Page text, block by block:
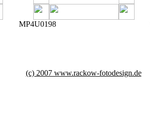
MP4U0198
(c) 2007 www.rackow-fotodesign.de